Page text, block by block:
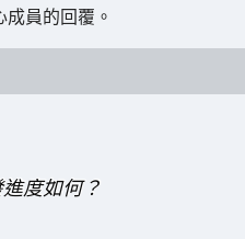
成員的回覆。
進度如何？